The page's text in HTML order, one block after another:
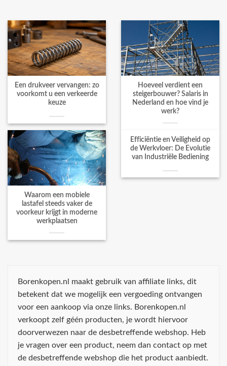
Een drukveer vervangen: zo
voorkomt u een verkeerde
keuze
Hoeveel verdient een
steigerbouwer? Salaris in
Nederland en hoe vind je
werk?
Waarom een mobiele
lastafel steeds vaker de
voorkeur krijgt in moderne
werkplaatsen
Efficiëntie en Veiligheid op
de Werkvloer: De Evolutie
van Industriële Bediening
Borenkopen.nl maakt gebruik van affiliate links, dit
betekent dat we mogelijk een vergoeding ontvangen
voor een aankoop via onze links. Borenkopen.nl
verkoopt zelf géén producten, je wordt hiervoor
doorverwezen naar de desbetreffende webshop. Heb
je vragen over een product, neem dan contact op met
de desbetreffende webshop die het product aanbiedt.